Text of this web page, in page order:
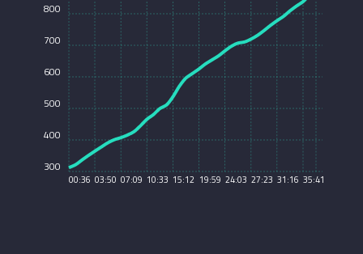
00:36 03:50 07:09 10:33 15:12 19:59 24:03 27:23 31:16 35:41
300
400
500
600
700
800